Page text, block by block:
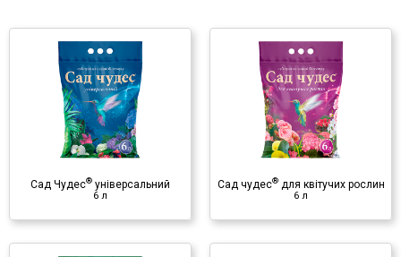
Сад Чудес® універсальний
6 л
Сад чудес®для квітучих рослин
6 л
Сад чудес®для квітучих
рослин
6 л
Субстрат
♦ біогумус
♦ перехідний торф
♦ агроперліт
♦ річковий пісок